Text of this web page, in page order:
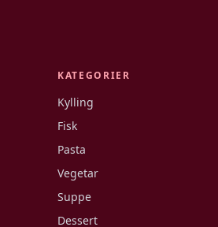
KATEGORIER
Kylling
Fisk
Pasta
Vegetar
Suppe
Dessert